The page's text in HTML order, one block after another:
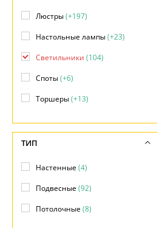
Контакты
Люстры(+197)
Настольные лампы(+23)
Светильники (104)
Споты(+6)
Торшеры(+13)
ТИП
Настенные(4)
Подвесные(92)
Потолочные(8)